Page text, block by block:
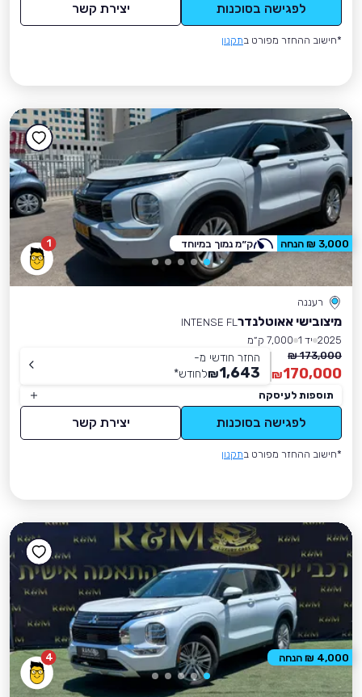
לפגישה בסוכנות יצירת קשר
*חישוב ההחזר מפורט בתקנון
1
רעננה
מיצובישי אאוטלנדר INTENSE FL
2025 יד 1
7,000 ק״מ
173,000 ₪
170,000
₪
החזר חודשי מ-
1,643
₪לחודש*
תוספות לעיסקה
לפגישה בסוכנות יצירת קשר
*חישוב ההחזר מפורט בתקנון
3,000 ₪ הנחה ק״מ נמוך במיוחד
4 4,000 ₪ הנחה